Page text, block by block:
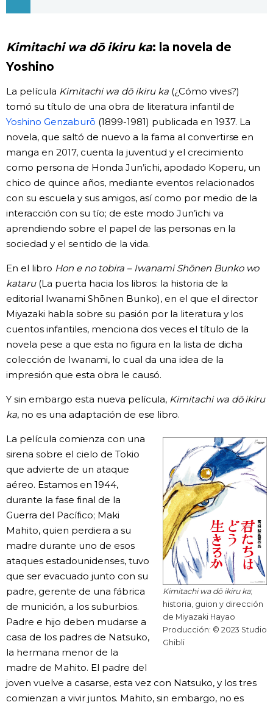
Kimitachi wa dō ikiru ka: la novela de
Yoshino
La película Kimitachi wa dō ikiru ka(¿Cómo vives?)
tomó su título de una obra de literatura infantil de
Yoshino Genzaburō (1899-1981) publicada en 1937. La
novela, que saltó de nuevo a la fama al convertirse en
manga en 2017, cuenta la juventud y el crecimiento
como persona de Honda Jun’ichi, apodado Koperu, un
chico de quince años, mediante eventos relacionados
con su escuela y sus amigos, así como por medio de la
interacción con su tío; de este modo Jun’ichi va
aprendiendo sobre el papel de las personas en la
sociedad y el sentido de la vida.
En el libro Hon e no tobira – Iwanami Shōnen Bunko wo
kataru(La puerta hacia los libros: la historia de la
editorial Iwanami Shōnen Bunko), en el que el director
Miyazaki habla sobre su pasión por la literatura y los
cuentos infantiles, menciona dos veces el título de la
novela pese a que esta no figura en la lista de dicha
colección de Iwanami, lo cual da una idea de la
impresión que esta obra le causó.
Y sin embargo esta nueva película, Kimitachi wa dō ikiru
ka, no es una adaptación de ese libro.
Kimitachi wa dō ikiru ka;
historia, guion y dirección
de Miyazaki Hayao
Producción: © 2023 Studio
Ghibli
La película comienza con una
sirena sobre el cielo de Tokio
que advierte de un ataque
aéreo. Estamos en 1944,
durante la fase final de la
Guerra del Pacífico; Maki
Mahito, quien perdiera a su
madre durante uno de esos
ataques estadounidenses, tuvo
que ser evacuado junto con su
padre, gerente de una fábrica
de munición, a los suburbios.
Padre e hijo deben mudarse a
casa de los padres de Natsuko,
la hermana menor de la
madre de Mahito. El padre del
joven vuelve a casarse, esta vez con Natsuko, y los tres
comienzan a vivir juntos. Mahito, sin embargo, no es